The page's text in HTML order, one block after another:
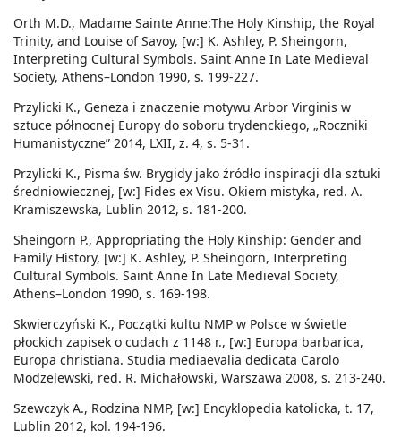
Orth M.D., Madame Sainte Anne:The Holy Kinship, the Royal
Trinity, and Louise of Savoy, [w:] K. Ashley, P. Sheingorn,
Interpreting Cultural Symbols. Saint Anne In Late Medieval
Society, Athens–London 1990, s. 199-227.
Przylicki K., Geneza i znaczenie motywu Arbor Virginis w
sztuce północnej Europy do soboru trydenckiego, „Roczniki
Humanistyczne” 2014, LXII, z. 4, s. 5-31.
Przylicki K., Pisma św. Brygidy jako źródło inspiracji dla sztuki
średniowiecznej, [w:] Fides ex Visu. Okiem mistyka, red. A.
Kramiszewska, Lublin 2012, s. 181-200.
Sheingorn P., Appropriating the Holy Kinship: Gender and
Family History, [w:] K. Ashley, P. Sheingorn, Interpreting
Cultural Symbols. Saint Anne In Late Medieval Society,
Athens–London 1990, s. 169-198.
Skwierczyński K., Początki kultu NMP w Polsce w świetle
płockich zapisek o cudach z 1148 r., [w:] Europa barbarica,
Europa christiana. Studia mediaevalia dedicata Carolo
Modzelewski, red. R. Michałowski, Warszawa 2008, s. 213-240.
Szewczyk A., Rodzina NMP, [w:] Encyklopedia katolicka, t. 17,
Lublin 2012, kol. 194-196.